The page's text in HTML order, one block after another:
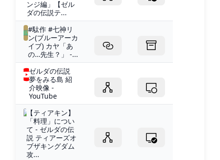
ンジ編」【ゼル
ダの伝説テ...
#駄作 #七神リ
ン(ブルーアーカ
イブ) カヤ「あ
の…先生？」 -...
ゼルダの伝説
夢をみる島 紹
介映像 -
YouTube
【ティアキン】
「料理」につい
て - ゼルダの伝
説 ティアーズオ
ブザキングダム
攻...